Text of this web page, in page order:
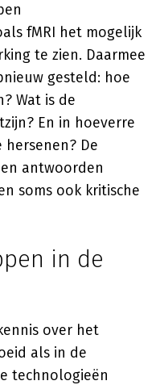
fMRI het mogelijk
te zien. Daarmee
gesteld: hoe
Wat is de
En in hoeverre
De
antwoorden
soms ook kritische
in de
over het
als in de
technologieën